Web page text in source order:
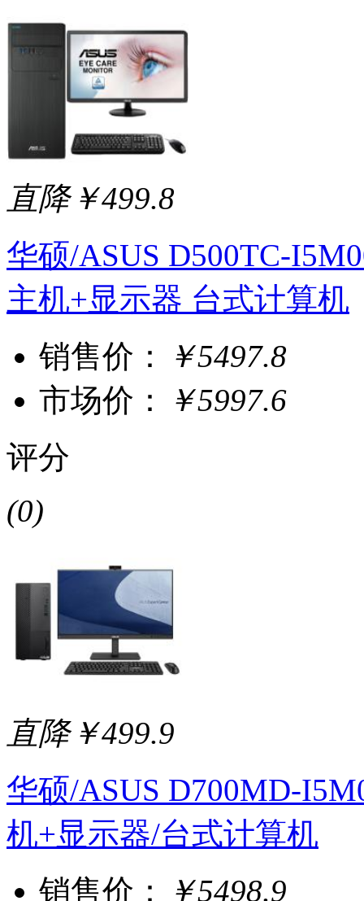
直降￥499.8
华硕/ASUS D500TC-
主机+显示器 台式计算机
销售价：
￥5497.8
市场价：
￥5997.6
评分
(0)
直降￥499.9
华硕/ASUS D700MD-
机+显示器/台式计算机
销售价：
￥5498.9